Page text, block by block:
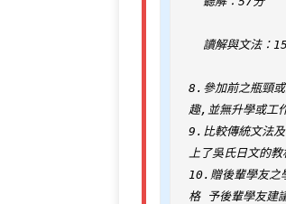
8.參加前之瓶頸
趣,並無升學或工
9.比較傳統文法
上了吳氏日文的
10.贈後輩學友之
格 予後輩學友建